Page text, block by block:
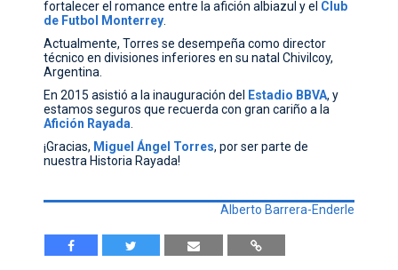
fortalecer el romance entre la afición albiazul y el Club
de Futbol Monterrey
Actualmente, Torres se desempeña como director
técnico en divisiones inferiores en su natal Chivilcoy,
Argentina.
En 2015 asistió a la inauguración del
Estadio BBVA, y
estamos seguros que recuerda con gran cariño a la
Afición Rayada
¡Gracias, Miguel Ángel Torres, por ser parte de
nuestra Historia Rayada!
Alberto Barrera-Enderle